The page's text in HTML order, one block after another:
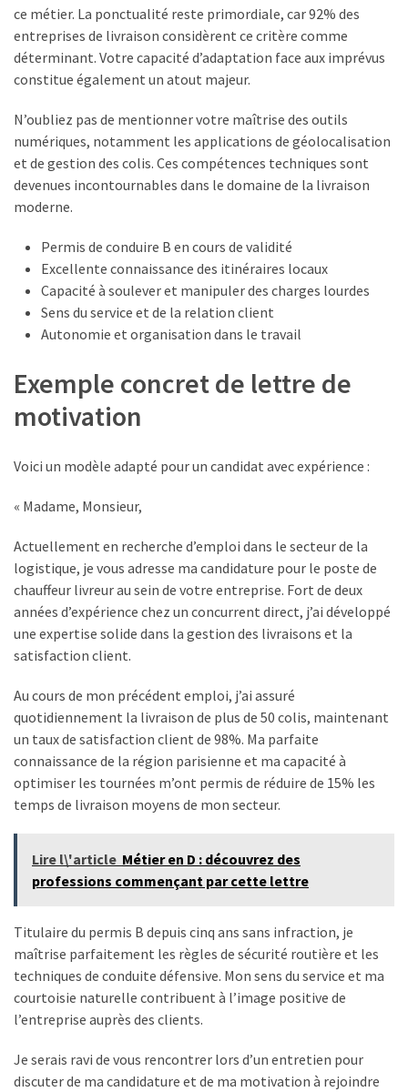
ce métier. La ponctualité reste primordiale, car 92% des
entreprises de livraison considèrent ce critère comme
déterminant. Votre capacité d’adaptation face aux imprévus
constitue également un atout majeur.
N’oubliez pas de mentionner votre maîtrise des outils
numériques, notamment les applications de géolocalisation
et de gestion des colis. Ces compétences techniques sont
devenues incontournables dans le domaine de la livraison
moderne.
Permis de conduire B en cours de validité
Excellente connaissance des itinéraires locaux
Capacité à soulever et manipuler des charges lourdes
Sens du service et de la relation client
Autonomie et organisation dans le travail
Exemple concret de lettre de
motivation
Voici un modèle adapté pour un candidat avec expérience :
« Madame, Monsieur,
Actuellement en recherche d’emploi dans le secteur de la
logistique, je vous adresse ma candidature pour le poste de
chauffeur livreur au sein de votre entreprise. Fort de deux
années d’expérience chez un concurrent direct, j’ai développé
une expertise solide dans la gestion des livraisons et la
satisfaction client.
Au cours de mon précédent emploi, j’ai assuré
quotidiennement la livraison de plus de 50 colis, maintenant
un taux de satisfaction client de 98%. Ma parfaite
connaissance de la région parisienne et ma capacité à
optimiser les tournées m’ont permis de réduire de 15% les
temps de livraison moyens de mon secteur.
Lire l\'article Métier en D : découvrez des
professions commençant par cette lettre
Titulaire du permis B depuis cinq ans sans infraction, je
maîtrise parfaitement les règles de sécurité routière et les
techniques de conduite défensive. Mon sens du service et ma
courtoisie naturelle contribuent à l’image positive de
l’entreprise auprès des clients.
Je serais ravi de vous rencontrer lors d’un entretien pour
discuter de ma candidature et de ma motivation à rejoindre